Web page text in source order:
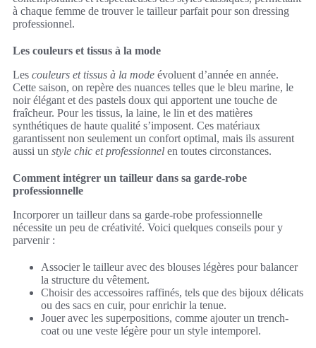
à chaque femme de trouver le tailleur parfait pour son dressing
professionnel.
Les couleurs et tissus à la mode
Les couleurs et tissus à la mode évoluent d’année en année.
Cette saison, on repère des nuances telles que le bleu marine, le
noir élégant et des pastels doux qui apportent une touche de
fraîcheur. Pour les tissus, la laine, le lin et des matières
synthétiques de haute qualité s’imposent. Ces matériaux
garantissent non seulement un confort optimal, mais ils assurent
aussi un style chic et professionnel en toutes circonstances.
Comment intégrer un tailleur dans sa garde-robe
professionnelle
Incorporer un tailleur dans sa garde-robe professionnelle
nécessite un peu de créativité. Voici quelques conseils pour y
parvenir :
Associer le tailleur avec des blouses légères pour balancer
la structure du vêtement.
Choisir des accessoires raffinés, tels que des bijoux délicats
ou des sacs en cuir, pour enrichir la tenue.
Jouer avec les superpositions, comme ajouter un trench-
coat ou une veste légère pour un style intemporel.